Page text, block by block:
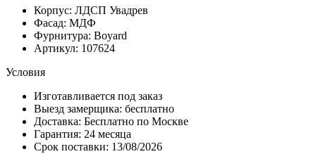
Корпус: ЛДСП Увадрев
Фасад: МДФ
Фурнитура: Boyard
Артикул: 107624
Условия
Изготавливается под заказ
Выезд замерщика: бесплатно
Доставка: Бесплатно по Москве
Гарантия: 24 месяца
Срок поставки: 13/08/2026